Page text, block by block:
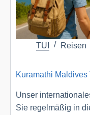
TUI Reisen
Kuramathi Maldives
Unser
Sie regelmäßig in